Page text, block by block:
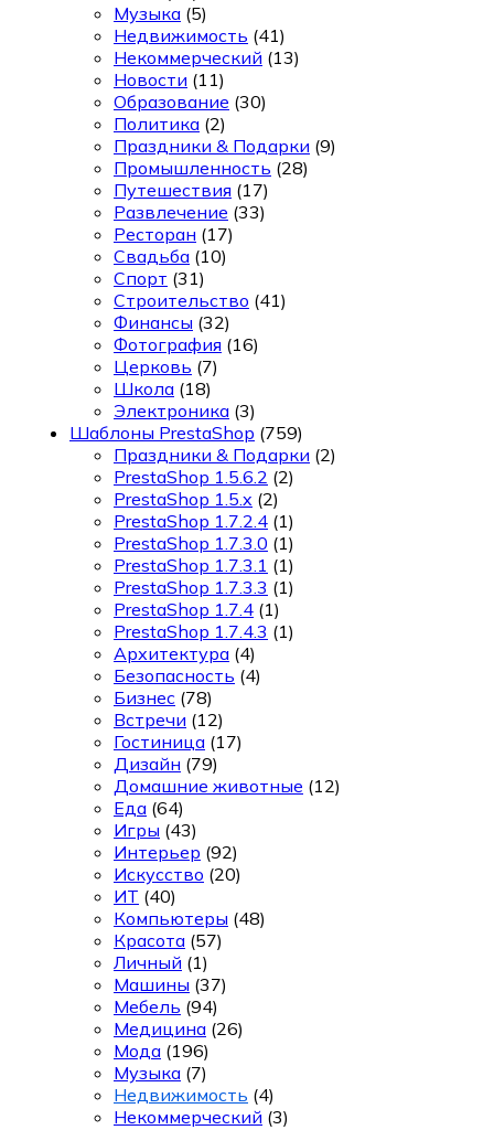
Музыка (5)
Недвижимость (41)
Некоммерческий (13)
Новости (11)
Образование (30)
Политика (2)
Праздники & Подарки (9)
Промышленность (28)
Путешествия (17)
Развлечение (33)
Ресторан (17)
Свадьба (10)
Спорт (31)
Строительство (41)
Финансы (32)
Фотография (16)
Церковь (7)
Школа (18)
Электроника (3)
Шаблоны PrestaShop (759)
Праздники & Подарки (2)
PrestaShop 1.5.6.2 (2)
PrestaShop 1.5.x (2)
PrestaShop 1.7.2.4 (1)
PrestaShop 1.7.3.0 (1)
PrestaShop 1.7.3.1 (1)
PrestaShop 1.7.3.3 (1)
PrestaShop 1.7.4 (1)
PrestaShop 1.7.4.3 (1)
Архитектура (4)
Безопасность (4)
Бизнес (78)
Встречи (12)
Гостиница (17)
Дизайн (79)
Домашние животные (12)
Еда (64)
Игры (43)
Интерьер (92)
Искусство (20)
ИТ (40)
Компьютеры (48)
Красота (57)
Личный (1)
Машины (37)
Мебель (94)
Медицина (26)
Мода (196)
Музыка (7)
Недвижимость (4)
Некоммерческий (3)